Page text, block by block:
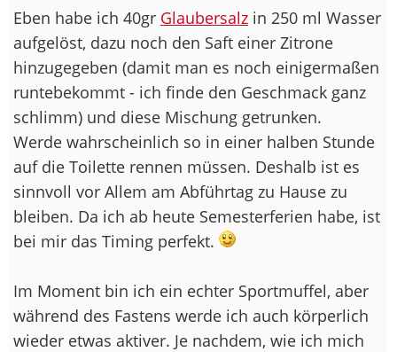
Eben habe ich 40gr Glaubersalz in 250 ml Wasser
aufgelöst, dazu noch den Saft einer Zitrone
hinzugegeben (damit man es noch einigermaßen
runtebekommt - ich finde den Geschmack ganz
schlimm) und diese Mischung getrunken.
Werde wahrscheinlich so in einer halben Stunde
auf die Toilette rennen müssen. Deshalb ist es
sinnvoll vor Allem am Abführtag zu Hause zu
bleiben. Da ich ab heute Semesterferien habe, ist
bei mir das Timing perfekt.
Im Moment bin ich ein echter Sportmuffel, aber
während des Fastens werde ich auch körperlich
wieder etwas aktiver. Je nachdem, wie ich mich